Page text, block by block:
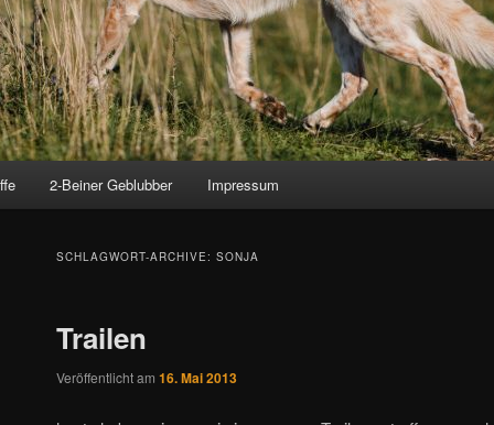
2-Beiner Geblubber Impressum
SCHLAGWORT-ARCHIVE: SONJA
Trailen
Veröffentlicht am 16. Mai 2013